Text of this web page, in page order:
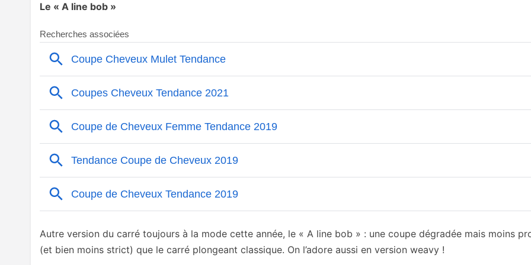
Le « A line bob »
Autre version du carré toujours à la mode cette année, le « A line bob » : une coupe dégradée mais moins
(et bien moins strict) que le carré plongeant classique. On l’adore aussi en version weavy !